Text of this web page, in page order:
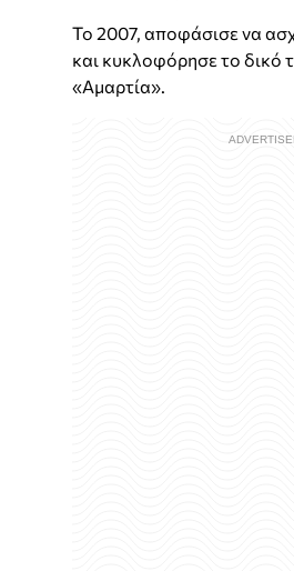
Το 2007, αποφάσισε να
και κυκλοφόρησε το δικό
«Αμαρτία».